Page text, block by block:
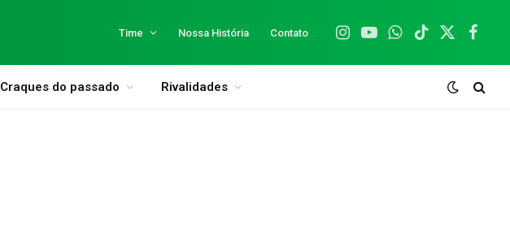
Time Nossa História Contato
Instagram
YouTubeWhatsApp
TikTok
X
Craques do passado Rivalidades